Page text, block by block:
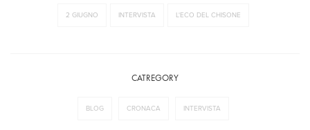
2 GIUGNO INTERVISTA L'ECO DEL CHISONE
CATREGORY
BLOG CRONACA INTERVISTA